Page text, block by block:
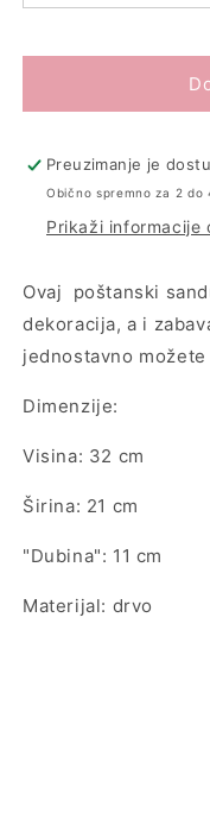
&quot;North
Preuzimanje je
Obično spremno za 2 do
Prikaži informacije
Ovaj poštanski
dekoracija, a i
jednostavno
Dimenzije:
Visina: 32 cm
Širina: 21 cm
"Dubina": 11 cm
Materijal: drvo